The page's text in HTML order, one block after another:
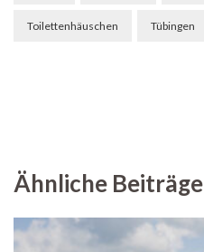
Toilettenhäuschen Tübingen
Ähnliche Beiträge